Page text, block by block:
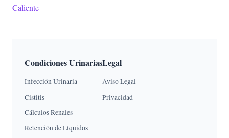
Caliente
Condiciones Urinarias
Infección Urinaria
Cistitis
Cálculos Renales
Retención de Líquidos
Legal
Aviso Legal
Privacidad